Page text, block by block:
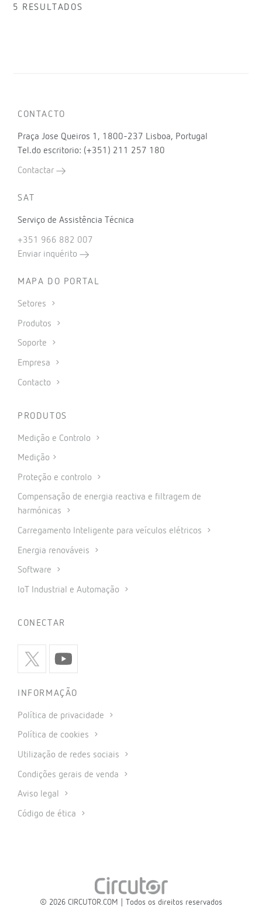
5 RESULTADOS
CONTACTO
Praça Jose Queiros 1, 1800-237 Lisboa, Portugal
Tel.do escritorio: (+351) 211 257 180
Contactar
SAT
Serviço de Assistência Técnica
+351 966 882 007
Enviar inquérito
MAPA DO PORTAL
Setores
Produtos
Soporte
Empresa
Contacto
PRODUTOS
Medição e Controlo
Medição
Proteção e controlo
Compensação de energia reactiva e filtragem de
harmónicas
Carregamento Inteligente para veículos elétricos
Energia renováveis
Software
IoT Industrial e Automação
CONECTAR
INFORMAÇÃO
Política de privacidade
Política de cookies
Utilização de redes sociais
Condições gerais de venda
Aviso legal
Código de ética
© 2026 CIRCUTOR.COM | Todos os direitos reservados